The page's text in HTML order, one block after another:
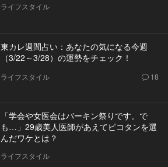
ライフスタイル
東カレ週間占い：あなたの気になる今週
（3/22～3/28）の運勢をチェック！
ライフスタイル 18
「学会や女医会はバーキン祭りです。で
も…」29歳美人医師があえてピコタンを選
んだワケとは？
ライフスタイル